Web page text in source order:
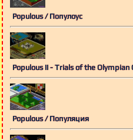
Populous / Популоус
Populous II - Trials of the
Populous / Популяция